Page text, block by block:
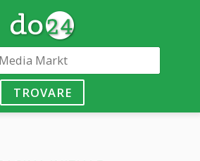
TROVARE